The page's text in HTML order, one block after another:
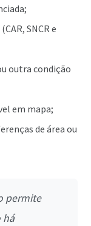
SNCR e
outra condição
em mapa;
de área ou
permite
há